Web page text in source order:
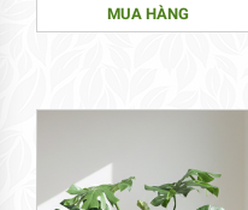
MUA HÀNG